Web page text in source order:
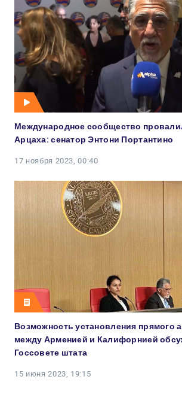
Международное сообщество
Арцаха: сенатор Энтони Портантино
17 ноября 2023, 00:40
Возможность установления прямого
между Арменией и Калифорнией
Госсовете штата
15 июня 2023, 19:15